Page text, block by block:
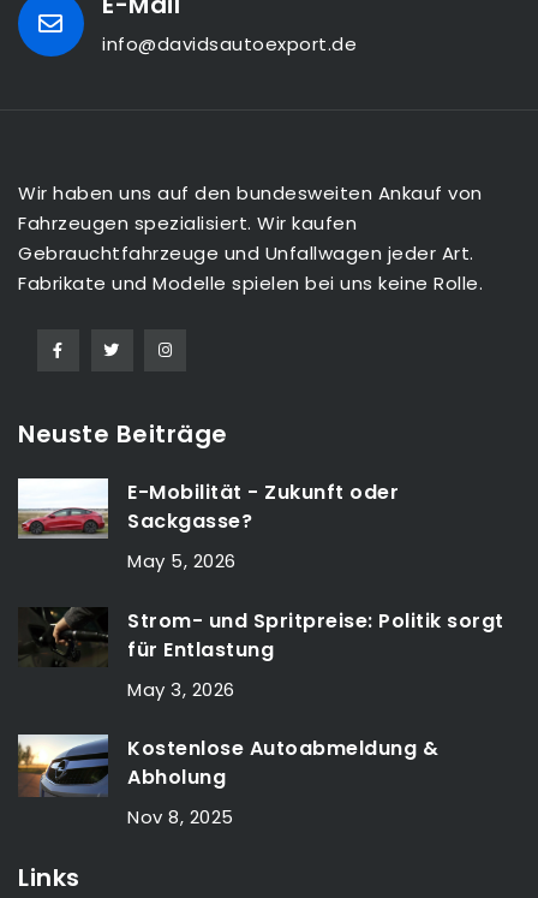
info@davidsautoexport.de
Wir haben uns auf den bundesweiten Ankauf von
Fahrzeugen spezialisiert. Wir kaufen
Gebrauchtfahrzeuge und Unfallwagen jeder Art.
Fabrikate und Modelle spielen bei uns keine Rolle.
Neuste Beiträge
E-Mobilität - Zukunft oder
Sackgasse?
May 5, 2026
Strom- und Spritpreise: Politik sorgt
für Entlastung
May 3, 2026
Kostenlose Autoabmeldung &
Abholung
Nov 8, 2025
Links